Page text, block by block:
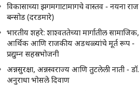
विकासाच्या झगमगाटामागचे वास्तव - नयना राज
बन्सोड (दरडमारे)
भारतीय शहरे: शाश्वततेच्या मार्गातील सामाजिक,
आर्थिक आणि राजकीय अडथळ्यांचे मूर्त रूप -
प्रद्युम्न सहस्रभोजनी
अन्नसुरक्षा, अन्नस्वराज्य आणि तुटलेली नाती - डॉ.
अनुराधा भोसले दिवाण